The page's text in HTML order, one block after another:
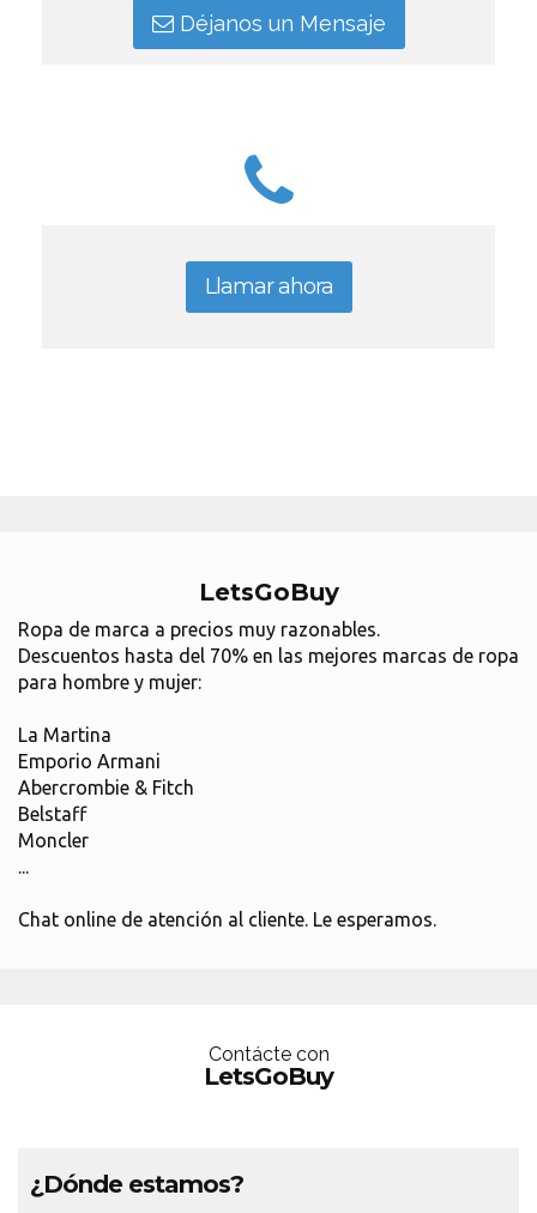
Déjanos un Mensaje
Llamar ahora
LetsGoBuy
Ropa de marca a precios muy razonables.
Descuentos hasta del 70% en las mejores marcas de ropa
para hombre y mujer:
La Martina
Emporio Armani
Abercrombie & Fitch
Belstaff
Moncler
...
Chat online de atención al cliente. Le esperamos.
Contácte con
LetsGoBuy
¿Dónde estamos?